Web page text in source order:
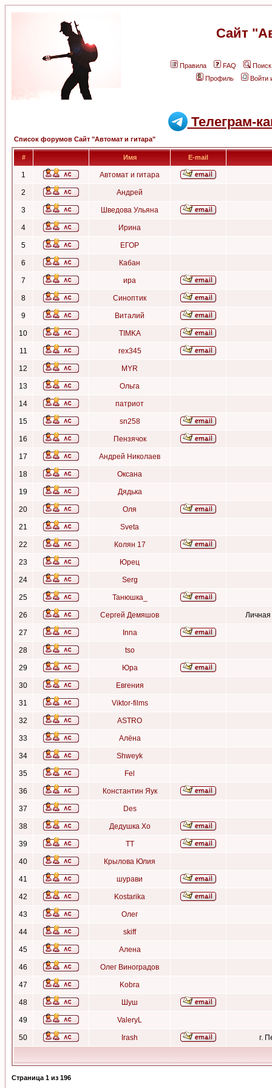
Сайт
Правила FAQ
Поиск
Профиль
Войти
Телеграм-
Список форумов Сайт "Автомат и гитара"
# Имя E-mail
1 Автомат и гитара
2 Андрей
3 Шведова Ульяна
4 Ирина
5 ЕГОР
6 Кабан
7 ира
8 Синоптик
9 Виталий
10 TIMKA
11 rex345
12 MYR
13 Ольга
14 патриот
15 sn258
16 Пензячок
17 Андрей Николаев
18 Оксана
19 Дядька
20 Оля
21 Sveta
22 Колян 17
23 Юрец
24 Serg
25 Танюшка_
26 Сергей Демяшов Личная
27 Inna
28 tso
29 Юра
30 Евгения
31 Viktor-films
32 ASTRO
33 Алёна
34 Shweyk
35 Fel
36 Константин Яук
37 Des
38 Дедушка Хо
39 ТТ
40 Крылова Юлия
41 шурави
42 Kostarika
43 Олег
44 skiff
45 Алена
46 Олег Виноградов
47 Kobra
48 Шуш
49 ValeryL
50 Irash г.
Страница 1 из 196